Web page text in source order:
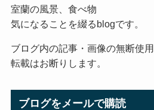
室蘭の風景、食べ物
気になることを綴るblogです。
ブログ内の記事・画像の無断使用
転載はお断りします。
ブログをメールで購読